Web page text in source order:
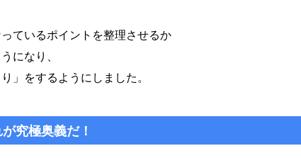
ているポイントを整理させるか
になり、
」をするようにしました。
究極奥義だ！